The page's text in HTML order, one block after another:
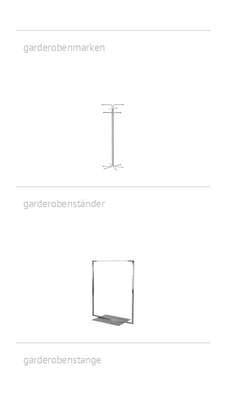
garderobenmarken
garderobenständer
garderobenstange